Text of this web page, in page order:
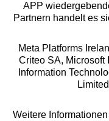
Alle Preise inkl. MwSt., zzgl.
** Bonität vorausgesetzt,
APP
Partnern handelt es
Meta Platforms
Criteo SA, Microsoft
Information
Weitere